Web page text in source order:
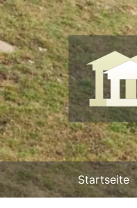
Startseite